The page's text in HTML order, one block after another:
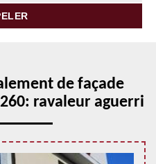
de façade
ravaleur aguerri